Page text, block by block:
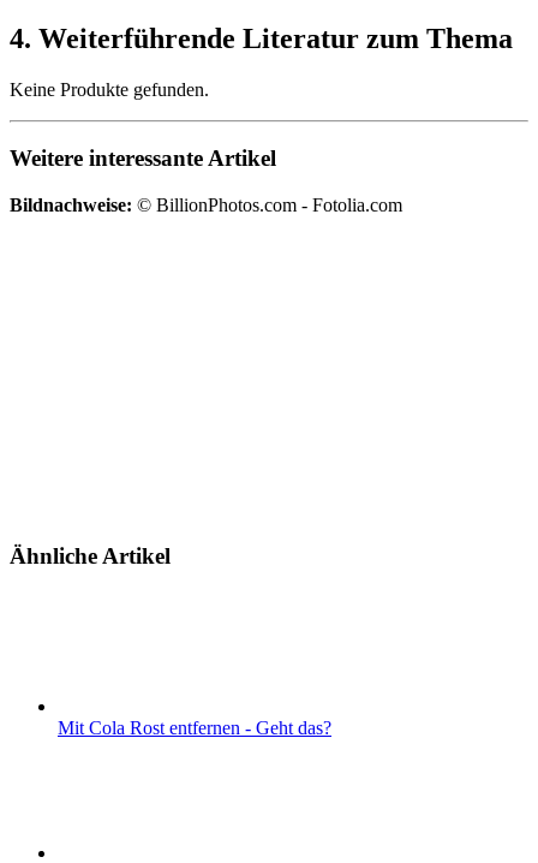
4. Weiterführende Literatur zum Thema
Keine Produkte gefunden.
Weitere interessante Artikel
Bildnachweise: © BillionPhotos.com - Fotolia.com
Ähnliche Artikel
Mit Cola Rost entfernen - Geht das?